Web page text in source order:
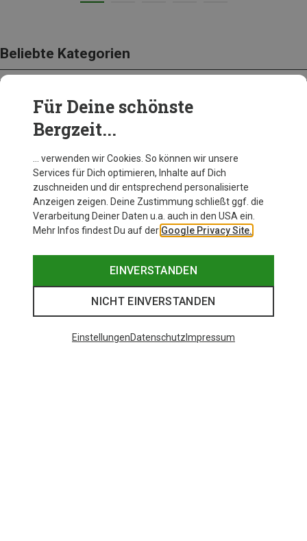
Beliebte Kategorien
BEKLEIDUNG
Für Deine schönste
Bergzeit...
… verwenden wir Cookies. So können wir unsere
Services für Dich optimieren, Inhalte auf Dich
zuschneiden und dir entsprechend personalisierte
Anzeigen zeigen. Deine Zustimmung schließt ggf. die
Verarbeitung Deiner Daten u.a. auch in den USA ein.
Mehr Infos findest Du auf der Google Privacy Site.
EINVERSTANDEN
NICHT EINVERSTANDEN
EinstellungenDatenschutz Impressum